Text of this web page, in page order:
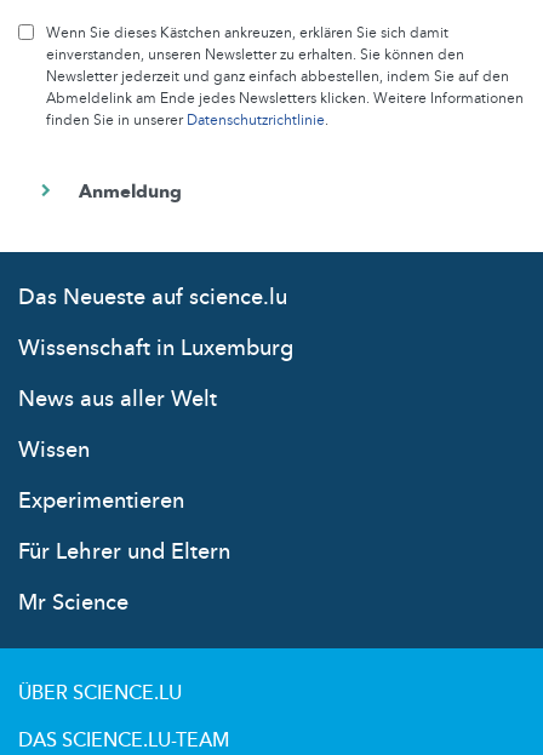
Wenn Sie dieses Kästchen ankreuzen, erklären Sie sich damit
einverstanden, unseren Newsletter zu erhalten. Sie können den
Newsletter jederzeit und ganz einfach abbestellen, indem Sie auf den
Abmeldelink am Ende jedes Newsletters klicken. Weitere Informationen
finden Sie in unsererDatenschutzrichtlinie.
Das Neueste auf science.lu
Wissenschaft in Luxemburg
News aus aller Welt
Wissen
Experimentieren
Für Lehrer und Eltern
Mr Science
ÜBER SCIENCE.LU
DAS SCIENCE.LU-TEAM